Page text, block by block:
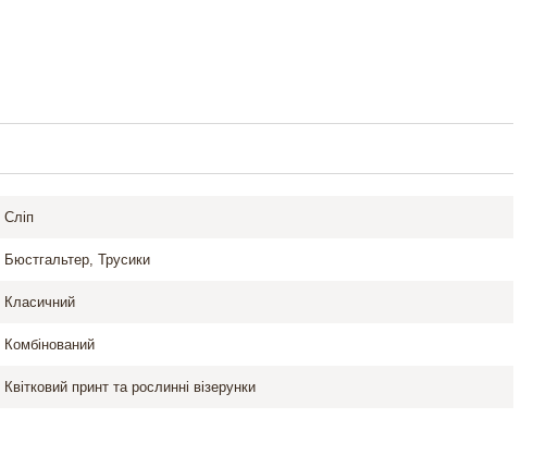
Сліп
Бюстгальтер, Трусики
Класичний
Комбінований
Квітковий принт та рослинні візерунки